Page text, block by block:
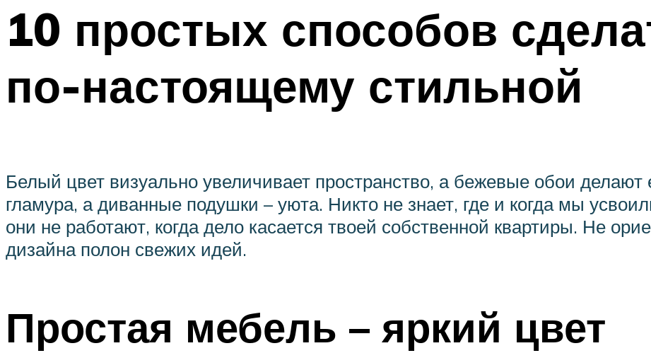
10 простых способов
по-настоящему стильной
Белый цвет визуально увеличивает пространство, а бежевые обои делают
гламура, а диванные подушки – уюта. Никто не знает, где и когда мы
они не работают, когда дело касается твоей собственной квартиры. Не
дизайна полон свежих идей.
Простая мебель – яркий цвет